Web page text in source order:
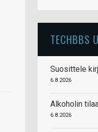
TECHBBS
Suosittele
6.8.2026
Alkoholin
6.8.2026